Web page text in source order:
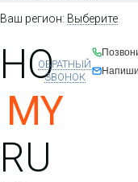
Ваш регион: Выберите
HO
MY
RU
ОБРАТНЫЙ
ЗВОНОК